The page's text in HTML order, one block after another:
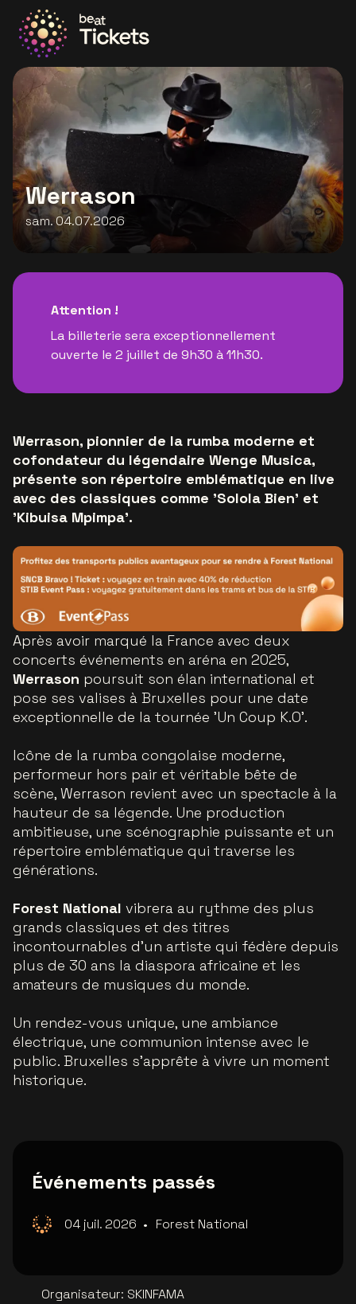
Allez à la page d'accueil
Werrason
sam. 04.07.2026
Attention !
La billeterie sera exceptionnellement
ouverte le 2 juillet de 9h30 à 11h30.
Werrason, pionnier de la rumba moderne et
cofondateur du légendaire Wenge Musica,
présente son répertoire emblématique en live
avec des classiques comme 'Solola Bien' et
'Kibuisa Mpimpa'.
Après avoir marqué la France avec deux
concerts événements en aréna en 2025,
Werrason poursuit son élan international et
pose ses valises à Bruxelles pour une date
exceptionnelle de la tournée 'Un Coup K.O'.
Icône de la rumba congolaise moderne,
performeur hors pair et véritable bête de
scène, Werrason revient avec un spectacle à la
hauteur de sa légende. Une production
ambitieuse, une scénographie puissante et un
répertoire emblématique qui traverse les
générations.
Forest National vibrera au rythme des plus
grands classiques et des titres
incontournables d’un artiste qui fédère depuis
plus de 30 ans la diaspora africaine et les
amateurs de musiques du monde.
Un rendez-vous unique, une ambiance
électrique, une communion intense avec le
public. Bruxelles s’apprête à vivre un moment
historique.
Événements passés
04 juil. 2026 • Forest National
Organisateur: SKINFAMA